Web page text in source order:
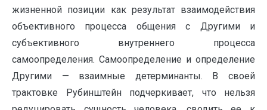
жизненной позиции как результат взаимодействия
объективного процесса общения с Другими и
субъективного внутреннего процесса
самоопределения. Самоопределение и определение
Другими — взаимные детерминанты. В своей
трактовке Рубинштейн подчеркивает, что нельзя